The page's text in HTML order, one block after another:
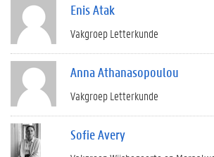
Enis Atak
Vakgroep Letterkunde
Anna Athanasopoulou
Vakgroep Letterkunde
Sofie Avery